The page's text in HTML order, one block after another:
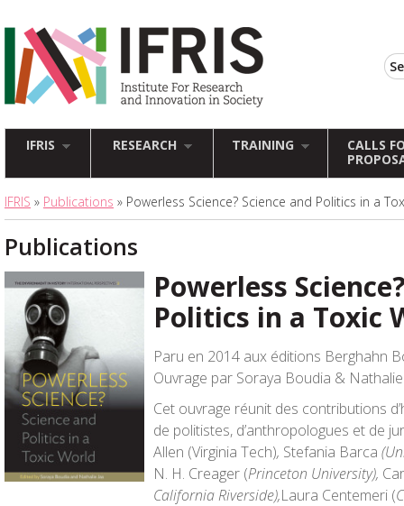
IFRIS RESEARCH TRAINING
CALLS
IFRIS » Publications » Powerless Science? Science and Politics in a
Publications
Powerless
Politics in a Toxic
Paru en 2014 aux éditions Berghahn
Ouvrage par Soraya Boudia & Nathalie
Cet ouvrage réunit des contributions
de politistes, d’anthropologues et de
Allen (Virginia Tech), Stefania Barca
N. H. Creager (Princeton University),
California Riverside),Laura Centemeri (